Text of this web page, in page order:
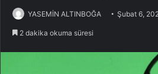
YASEMİN ALTINBOĞA Şubat 6,
2 dakika okuma süresi